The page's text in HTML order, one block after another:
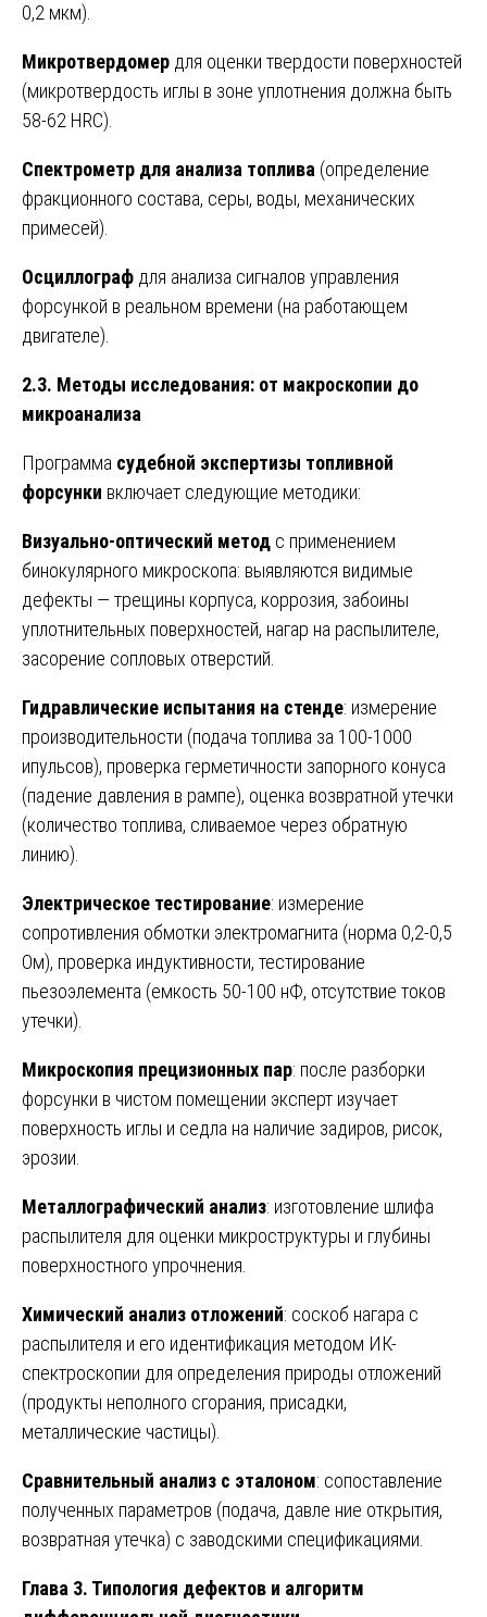
0,2 мкм).
Микротвердомер для оценки твердости поверхностей
(микротвердость иглы в зоне уплотнения должна быть
58-62 HRC).
Спектрометр для анализа топлива (определение
фракционного состава, серы, воды, механических
примесей).
Осциллограф для анализа сигналов управления
форсункой в реальном времени (на работающем
двигателе).
2.3. Методы исследования: от макроскопии до
микроанализа
Программа судебной экспертизы топливной
форсунки включает следующие методики:
Визуально-оптический метод с применением
бинокулярного микроскопа: выявляются видимые
дефекты — трещины корпуса, коррозия, забоины
уплотнительных поверхностей, нагар на распылителе,
засорение сопловых отверстий.
Гидравлические испытания на стенде: измерение
производительности (подача топлива за 100-1000
ипульсов), проверка герметичности запорного конуса
(падение давления в рампе), оценка возвратной утечки
(количество топлива, сливаемое через обратную
линию).
Электрическое тестирование: измерение
сопротивления обмотки электромагнита (норма 0,2-0,5
Ом), проверка индуктивности, тестирование
пьезоэлемента (емкость 50-100 нФ, отсутствие токов
утечки).
Микроскопия прецизионных пар: после разборки
форсунки в чистом помещении эксперт изучает
поверхность иглы и седла на наличие задиров, рисок,
эрозии.
Металлографический анализ: изготовление шлифа
распылителя для оценки микроструктуры и глубины
поверхностного упрочнения.
Химический анализ отложений: соскоб нагара с
распылителя и его идентификация методом ИК-
спектроскопии для определения природы отложений
(продукты неполного сгорания, присадки,
металлические частицы).
Сравнительный анализ с эталоном: сопоставление
полученных параметров (подача, давле ние открытия,
возвратная утечка) с заводскими спецификациями.
Глава 3. Типология дефектов и алгоритм